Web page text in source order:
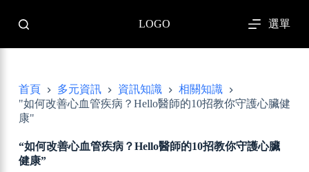
至
容
LOGO 選單
首頁 多元資訊 資訊知識
相關知識
"如何改善心血管疾病？Hello醫師的10招教你守護心臟健
康"
“如何改善心血管疾病？Hello醫師的10招教你守護心臟
健康”